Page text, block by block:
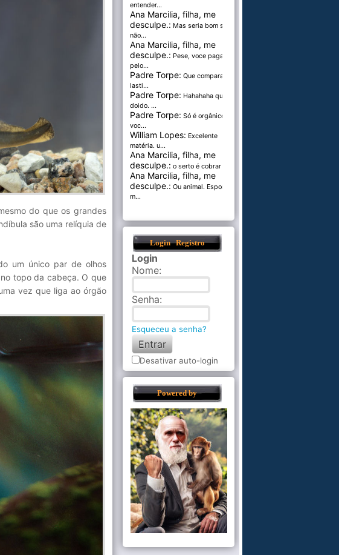
do que os grandes
são uma relíquia de
um único par de olhos
topo da cabeça. O que
vez que liga ao órgão
entender...
Ana Marcilia, filha, me
desculpe.: Mas seria bom se
não...
Ana Marcilia, filha, me
desculpe.: Pese, voce paga
pelo...
Padre Torpe: Que comparação
lasti...
Padre Torpe: Hahahaha que
doido. ...
Padre Torpe: Só é orgânico se
voc...
William Lopes: Excelente
matéria. u...
Ana Marcilia, filha, me
desculpe.: o serto é cobrar pel...
Ana Marcilia, filha, me
desculpe.: Ou animal. Esponja
m...
Login Registro
Login
Nome:
Senha:
Esqueceu a senha?
Desativar auto-login
Powered by